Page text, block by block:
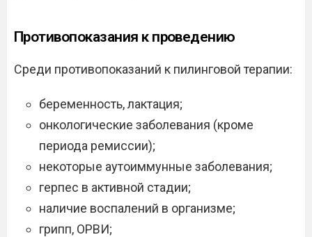
Противопоказания к проведению
Среди противопоказаний к пилинговой терапии:
беременность, лактация;
онкологические заболевания (кроме
периода ремиссии);
некоторые аутоиммунные заболевания;
герпес в активной стадии;
наличие воспалений в организме;
грипп, ОРВИ;